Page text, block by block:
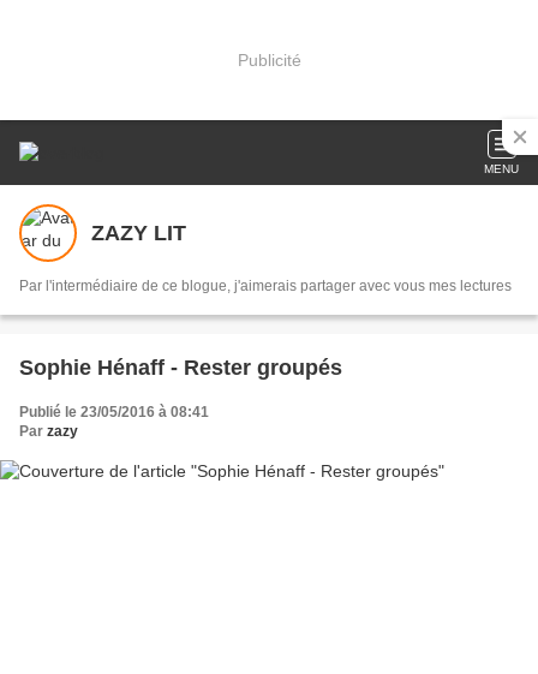
Publicité
MENU
ZAZY LIT
Par l'intermédiaire de ce blogue, j'aimerais partager avec vous mes lectures
Sophie Hénaff - Rester groupés
Publié le 23/05/2016 à 08:41
Par zazy